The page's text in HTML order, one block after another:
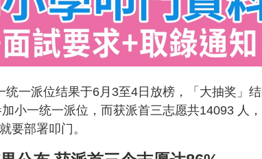
一派位结果于6月3至4日放榜，「大抽奖」
小一统一派位，而获派首三志愿共14093 人
要部署叩门。